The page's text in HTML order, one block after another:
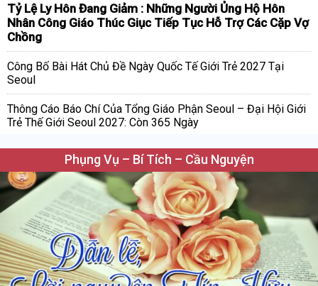
Tỷ Lệ Ly Hôn Đang Giảm : Những Người Ủng Hộ Hôn
Nhân Công Giáo Thúc Giục Tiếp Tục Hỗ Trợ Các Cặp Vợ
Chồng
Công Bố Bài Hát Chủ Đề Ngày Quốc Tế Giới Trẻ 2027 Tại
Seoul
Thông Cáo Báo Chí Của Tổng Giáo Phận Seoul – Đại Hội Giới
Trẻ Thế Giới Seoul 2027: Còn 365 Ngày
Phụng Vụ – Bí Tích – Cầu Nguyện